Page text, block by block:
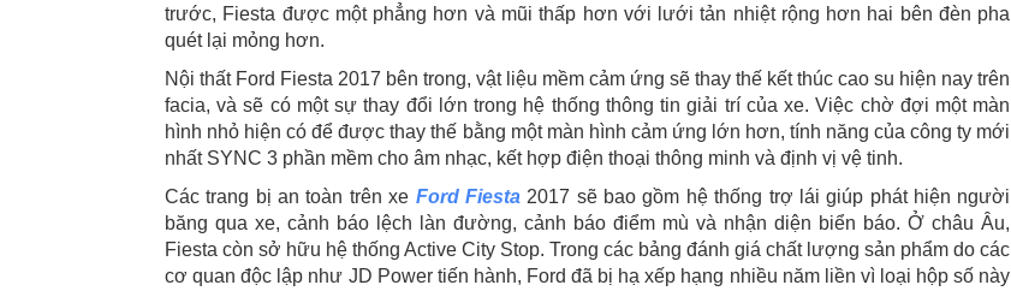
trước, Fiesta được một phẳng hơn và mũi thấp hơn với lưới tản nhiệt rộng hơn hai bên đèn pha
quét lại mỏng hơn.
Nội thất Ford Fiesta 2017 bên trong, vật liệu mềm cảm ứng sẽ thay thế kết thúc cao su hiện nay trên
facia, và sẽ có một sự thay đổi lớn trong hệ thống thông tin giải trí của xe. Việc chờ đợi một màn
hình nhỏ hiện có để được thay thế bằng một màn hình cảm ứng lớn hơn, tính năng của công ty mới
nhất SYNC 3 phần mềm cho âm nhạc, kết hợp điện thoại thông minh và định vị vệ tinh.
Các trang bị an toàn trên xe Ford Fiesta2017 sẽ bao gồm hệ thống trợ lái giúp phát hiện người
băng qua xe, cảnh báo lệch làn đường, cảnh báo điểm mù và nhận diện biển báo. Ở châu Âu,
Fiesta còn sở hữu hệ thống Active City Stop. Trong các bảng đánh giá chất lượng sản phẩm do các
cơ quan độc lập như JD Power tiến hành, Ford đã bị hạ xếp hạng nhiều năm liền vì loại hộp số này